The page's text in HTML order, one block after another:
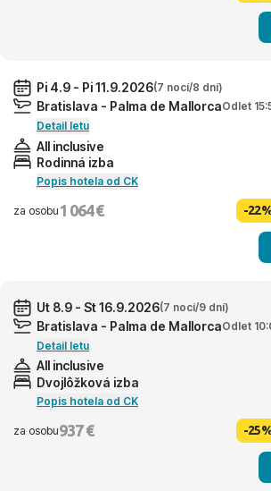
Pi 4.9 - Pi 11.9.2026(7 nocí/8 dní)
Bratislava - Palma de MallorcaOdlet
Detail letu
All inclusive
Rodinná izba
Popis hotela od CK
za osobu 1 064 € -
Ut 8.9 - St 16.9.2026(7 nocí/9 dní)
Bratislava - Palma de MallorcaOdlet
Detail letu
All inclusive
Dvojlôžková izba
Popis hotela od CK
za osobu937 € -